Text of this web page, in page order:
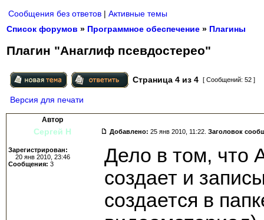
Сообщения без ответов | Активные темы
Список форумов » Программное обеспечение » Плагины
Плагин "Анаглиф псевдостерео"
Страница 4 из 4 [ Сообщений: 52 ]
Версия для печати
Автор
Сергей Н Добавлено: 25 янв 2010, 11:22. Заголовок
Зарегистрирован:
20 янв 2010, 23:46
Сообщения: 3
Дело в том, что
создает и
создается в